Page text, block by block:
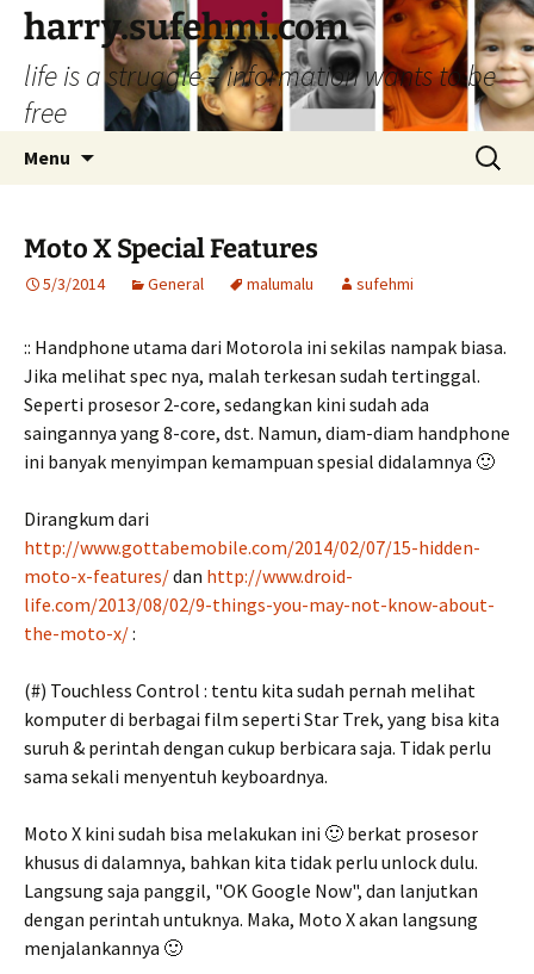
Skip
content
harry.sufehmi.com
life is a struggle – information wants to be
free
Menu
Search
for:
Moto X Special Features
5/3/2014 General malumalu sufehmi
:: Handphone utama dari Motorola ini sekilas nampak biasa.
Jika melihat spec nya, malah terkesan sudah tertinggal.
Seperti prosesor 2-core, sedangkan kini sudah ada
saingannya yang 8-core, dst. Namun, diam-diam handphone
ini banyak menyimpan kemampuan spesial didalamnya 🙂
Dirangkum dari
http://www.gottabemobile.com/2014/02/07/15-hidden-
moto-x-features/dan http://www.droid-
life.com/2013/08/02/9-things-you-may-not-know-about-
the-moto-x/:
(#) Touchless Control : tentu kita sudah pernah melihat
komputer di berbagai film seperti Star Trek, yang bisa kita
suruh & perintah dengan cukup berbicara saja. Tidak perlu
sama sekali menyentuh keyboardnya.
Moto X kini sudah bisa melakukan ini 🙂 berkat prosesor
khusus di dalamnya, bahkan kita tidak perlu unlock dulu.
Langsung saja panggil, "OK Google Now", dan lanjutkan
dengan perintah untuknya. Maka, Moto X akan langsung
menjalankannya 🙂